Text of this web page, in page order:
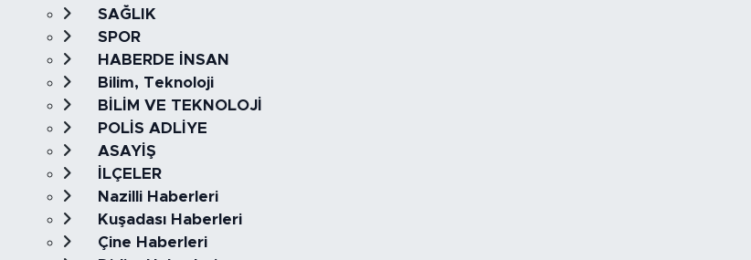
SAĞLIK
SPOR
HABERDE İNSAN
Bilim, Teknoloji
BİLİM VE TEKNOLOJİ
POLİS ADLİYE
ASAYİŞ
İLÇELER
Nazilli Haberleri
Kuşadası Haberleri
Çine Haberleri